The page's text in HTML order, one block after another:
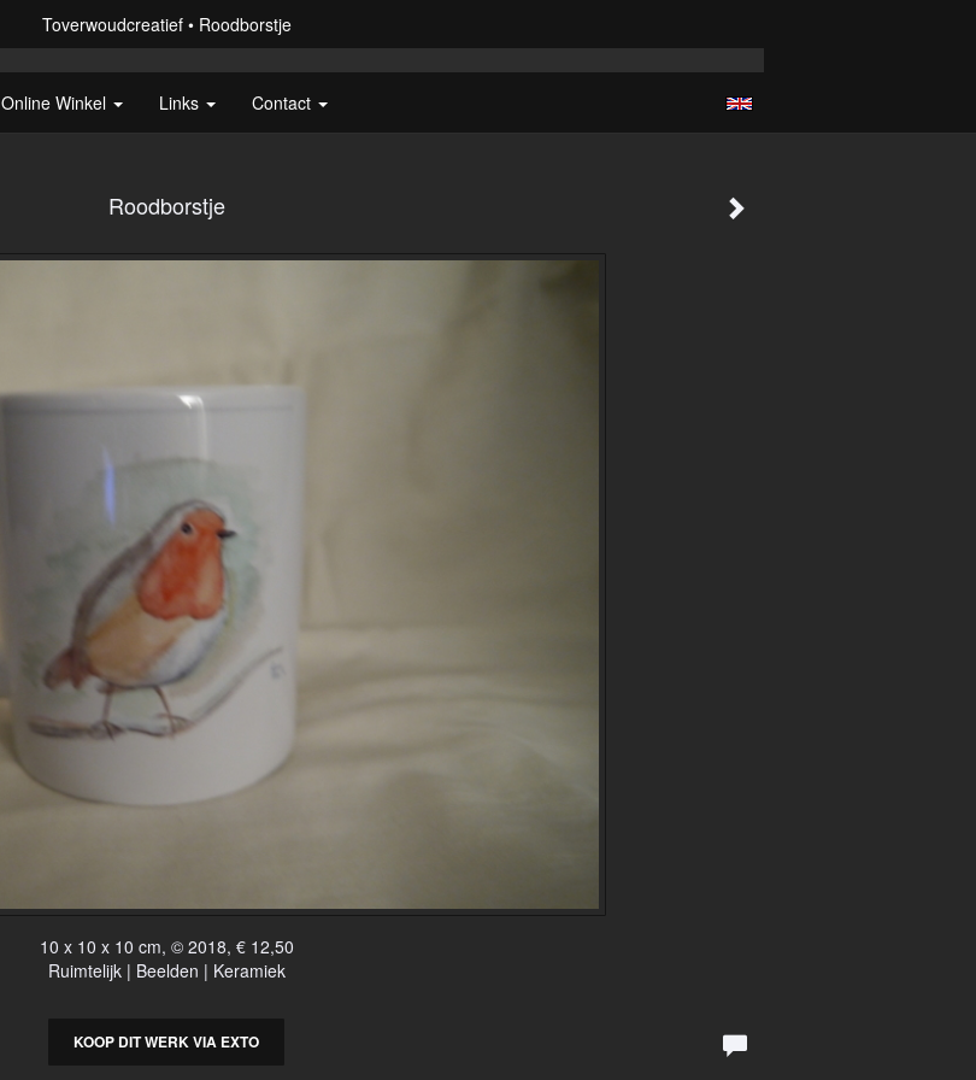
Toverwoudcreatief Roodborstje
Online Winkel Links Contact
Roodborstje
10 x 10 x 10 cm, © 2018, € 12,50
Ruimtelijk | Beelden | Keramiek
KOOP DIT WERK VIA EXTO